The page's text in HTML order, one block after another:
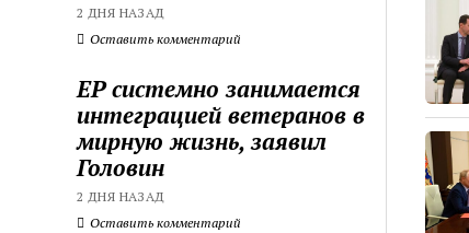
2 ДНЯ НАЗАД
Оставить комментарий
ЕР системно занимается
интеграцией ветеранов в
мирную жизнь, заявил
Головин
2 ДНЯ НАЗАД
Оставить комментарий